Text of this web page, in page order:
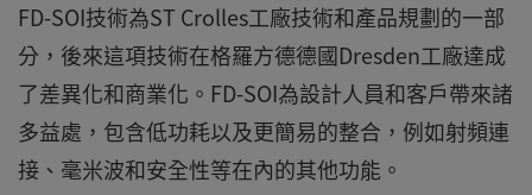
FD-SOI技術為ST Crolles工廠技術和產品規劃的一部
分，後來這項技術在格羅方德德國Dresden工廠達成
了差異化和商業化。FD-SOI為設計人員和客戶帶來諸
多益處，包含低功耗以及更簡易的整合，例如射頻連
接、毫米波和安全性等在內的其他功能。